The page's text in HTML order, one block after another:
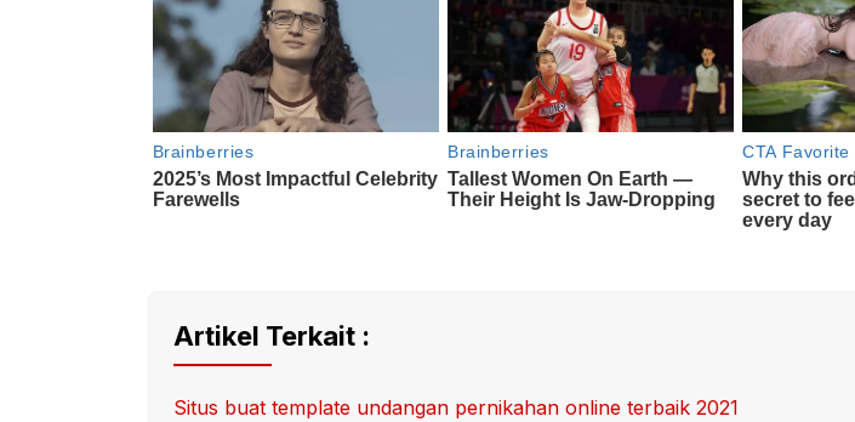
Artikel Terkait :
Situs buat template undangan pernikahan online terbaik 2021